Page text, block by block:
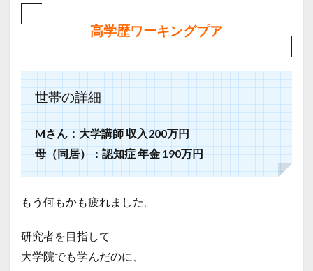
高学歴ワーキングプア
世帯の詳細
Mさん：大学講師 収入200万円
母（同居）：認知症 年金 190万円
もう何もかも疲れました。
研究者を目指して
大学院でも学んだのに、